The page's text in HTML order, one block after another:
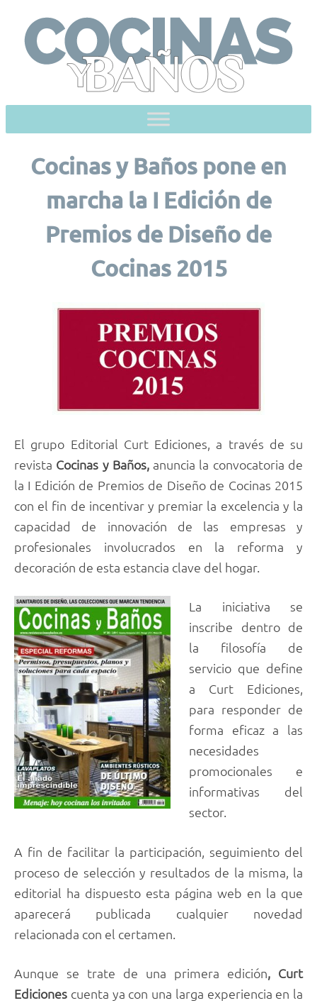
content
Cocinas y Baños pone en
marcha la I Edición de
Premios de Diseño de
Cocinas 2015
El grupo Editorial Curt Ediciones, a través de su
revista Cocinas y Baños,anuncia la convocatoria de
la I Edición de Premios de Diseño de Cocinas 2015
con el fin de incentivar y premiar la excelencia y la
capacidad de innovación de las empresas y
profesionales involucrados en la reforma y
decoración de esta estancia clave del hogar.
La iniciativa se
inscribe dentro de
la filosofía de
servicio que define
a Curt Ediciones,
para responder de
forma eficaz a las
necesidades
promocionales e
informativas del
sector.
A fin de facilitar la participación, seguimiento del
proceso de selección y resultados de la misma, la
editorial ha dispuesto esta página web en la que
aparecerá publicada cualquier novedad
relacionada con el certamen.
Aunque se trate de una primera edición, Curt
Ediciones cuenta ya con una larga experiencia en la